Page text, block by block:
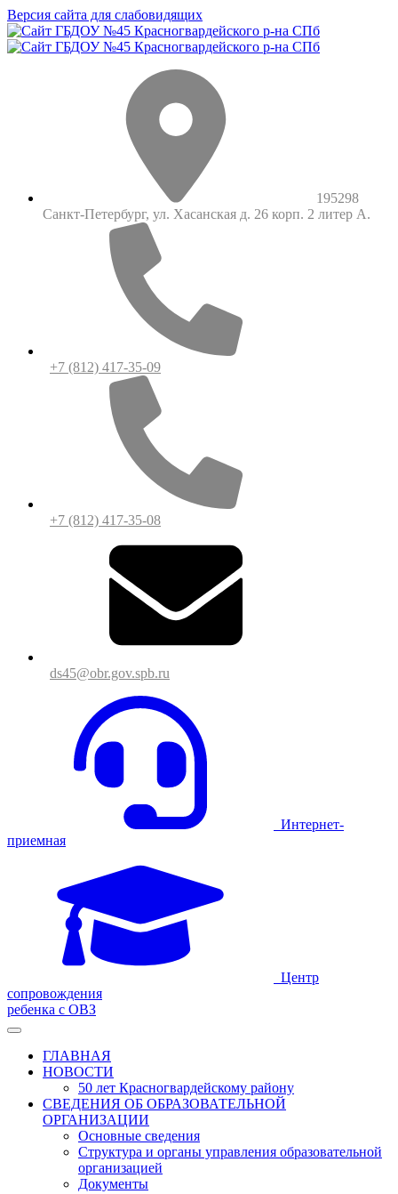
Версия сайта для слабовидящих
195298
Санкт-Петербург, ул. Хасанская д. 26 корп. 2 литер А.
+7 (812) 417-35-09
+7 (812) 417-35-08
ds45@obr.gov.spb.ru
Интернет-
приемная
Центр
сопровождения
ребенка с ОВЗ
ГЛАВНАЯ
НОВОСТИ
50 лет Красногвардейскому району
СВЕДЕНИЯ ОБ ОБРАЗОВАТЕЛЬНОЙ
ОРГАНИЗАЦИИ
Основные сведения
Структура и органы управления образовательной
организацией
Документы